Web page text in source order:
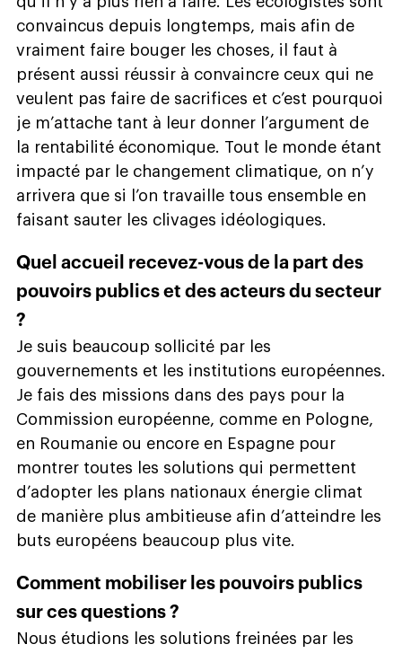
convaincus depuis longtemps, mais afin de
vraiment faire bouger les choses, il faut à
présent aussi réussir à convaincre ceux qui ne
veulent pas faire de sacrifices et c’est pourquoi
je m’attache tant à leur donner l’argument de
la rentabilité économique. Tout le monde étant
impacté par le changement climatique, on n’y
arrivera que si l’on travaille tous ensemble en
faisant sauter les clivages idéologiques.
Quel accueil recevez-vous de la part des
pouvoirs publics et des acteurs du secteur
?
Je suis beaucoup sollicité par les
gouvernements et les institutions européennes.
Je fais des missions dans des pays pour la
Commission européenne, comme en Pologne,
en Roumanie ou encore en Espagne pour
montrer toutes les solutions qui permettent
d’adopter les plans nationaux énergie climat
de manière plus ambitieuse afin d’atteindre les
buts européens beaucoup plus vite.
Comment mobiliser les pouvoirs publics
sur ces questions ?
Nous étudions les solutions freinées par les